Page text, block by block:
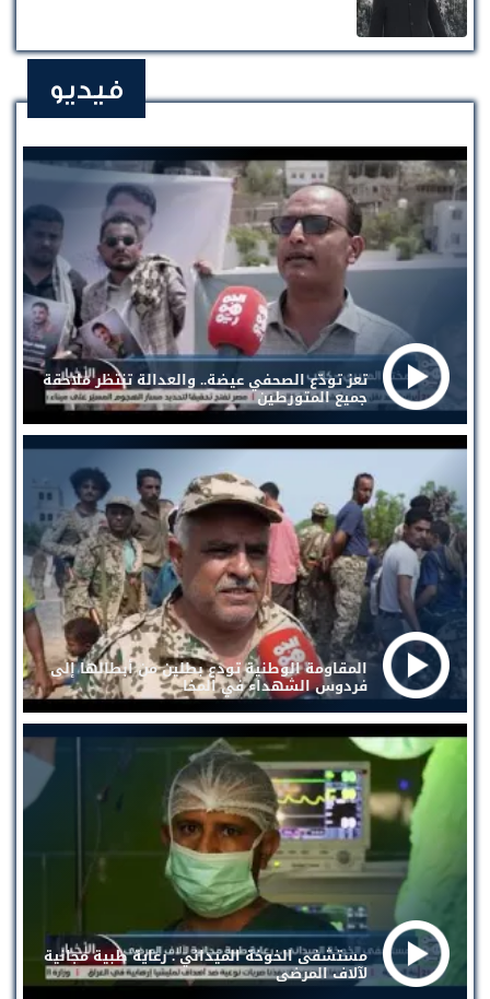
فيديو
تعز تودّع الصحفي عيضة.. والعدالة تنتظر ملاحقة
جميع المتورطين
المقاومة الوطنية تودع بطلين من أبطالها إلى
فردوس الشهداء في المخا
مستشفى الخوخة الميداني . رعاية طبية مجانية
لآلاف المرضى